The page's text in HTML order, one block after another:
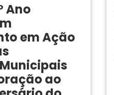
Ano
em Ação
ao